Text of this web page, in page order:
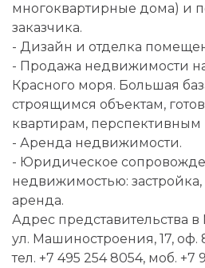
многоквартирные дома) и
заказчика.
- Дизайн и отделка
- Продажа недвижимости
Красного моря. Большая
строящимся объектам,
квартирам, перспективным
- Аренда недвижимости.
- Юридическое
недвижимостью:
аренда.
Адрес представительства в
ул. Машиностроения, 17, оф.
тел. +7 495 254 8054, моб. +7